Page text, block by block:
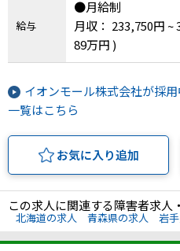
奈良県、和歌山県
島県、香川県、愛
県、宮崎県
給与
●月給制
月収： 233,750円 ~
89万円 )
イオンモール株式会社が採
一覧はこちら
お気に入り追加
この求人に関連する障害者求人
北海道の求人 青森県の求人 岩